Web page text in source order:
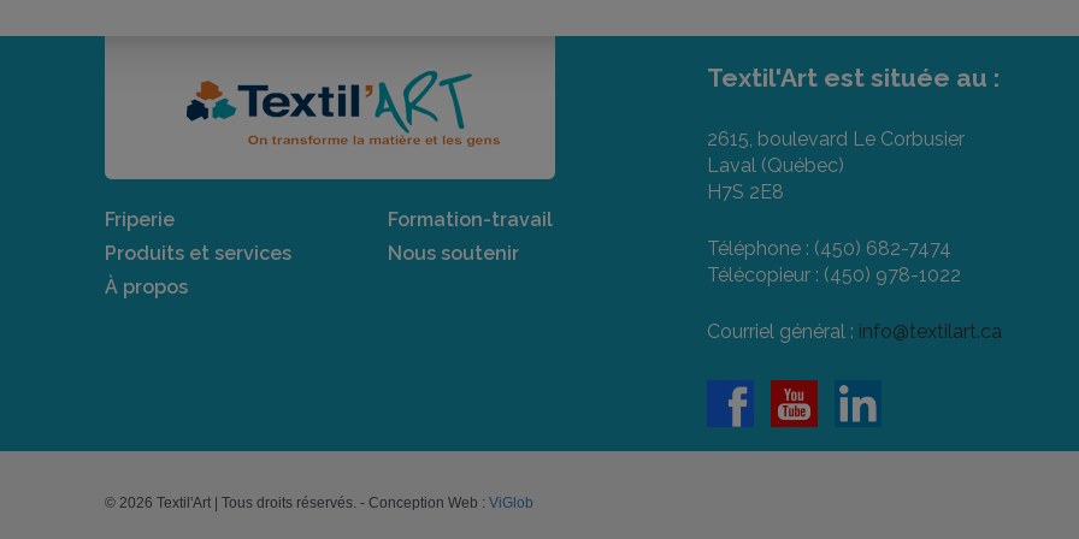
Friperie
Formation-travail
Produits et services
Nous soutenir
À propos
Textil'Art est située au :
2615, boulevard Le Corbusier
Laval (Québec)
H7S 2E8
Téléphone : (450) 682-7474
Télécopieur : (450) 978-1022
Courriel général : info@textilart.ca
© 2026 Textil'Art | Tous droits réservés. - Conception Web : ViGlob